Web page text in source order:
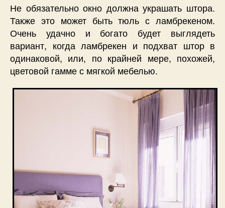
Не обязательно окно должна украшать штора.
Также это может быть тюль с ламбрекеном.
Очень удачно и богато будет выглядеть
вариант, когда ламбрекен и подхват штор в
одинаковой, или, по крайней мере, похожей,
цветовой гамме с мягкой мебелью.